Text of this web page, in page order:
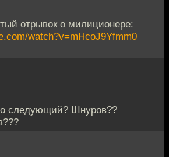
отрывок о милиционере:
watch?v=mHcoJ9Yfmm0
следующий? Шнуров??